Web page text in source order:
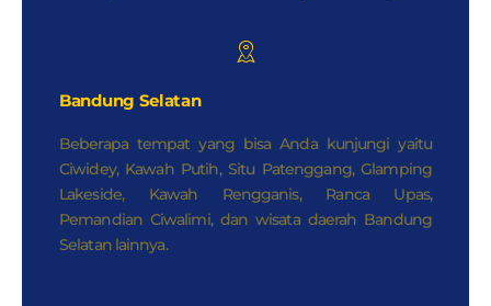
Bandung Selatan
Beberapa tempat yang bisa Anda kunjungi yaitu
Ciwidey, Kawah Putih, Situ Patenggang, Glamping
Lakeside, Kawah Rengganis, Ranca Upas,
Pemandian Ciwalimi, dan wisata daerah Bandung
Selatan lainnya.